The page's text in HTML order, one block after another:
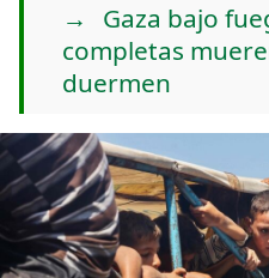
Gaza bajo
completas
duermen